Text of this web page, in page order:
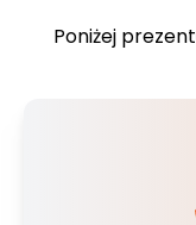
Poniżej